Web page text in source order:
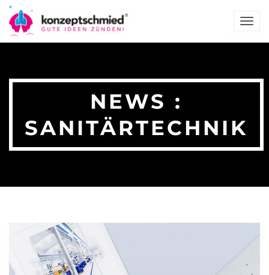
NEWS :
SANITÄRTECHNIK